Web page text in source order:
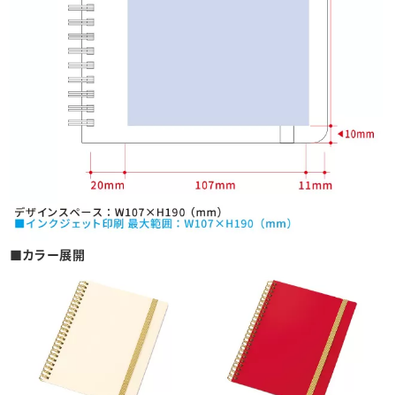
■カラー展開